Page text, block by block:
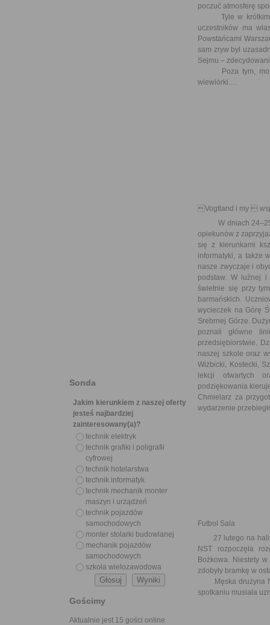
Sonda
Jakim kierunkiem z naszej oferty
jesteś najbardziej
zainteresowany(a)?
technik elektryk
technik grafiki i poligrafii
cyfrowej
technik hotelarstwa
technik informatyk
technik mechanik monter
maszyn i urządzeń
technik pojazdów
samochodowych
monter stolarki budowlanej
mechanik pojazdów
samochodowych
szkoła wielozawodowa
Gościmy
Aktualnie jest 15 gości online
poczuć atmosferę
Tyle w krótkim
uczestników ma
Powstańcami
sam zryw był
Sejmu –
Poza tym, może
wiewiórki….
Vogtland i my 
W dniach 24–25
opiekunów z
się z kierunkami
informatyki, a także
nasze zwyczaje i
podstaw. W luźnej i
świetnie się przy
barmańskich.
wycieczek na Górę
Srebrnej Górze.
poznali główne
przedsiębiorstwie.
naszej szkole oraz
Wiżbicki, Kostecki,
lekcji otwartych
podziękowania
Chmielarz za
wydarzenie
Futbol Sala
27 lutego na hali
NST rozpoczęła
Bożkowa. Niestety
zdobyły bramkę w
Męska drużyna
spotkaniu musiała